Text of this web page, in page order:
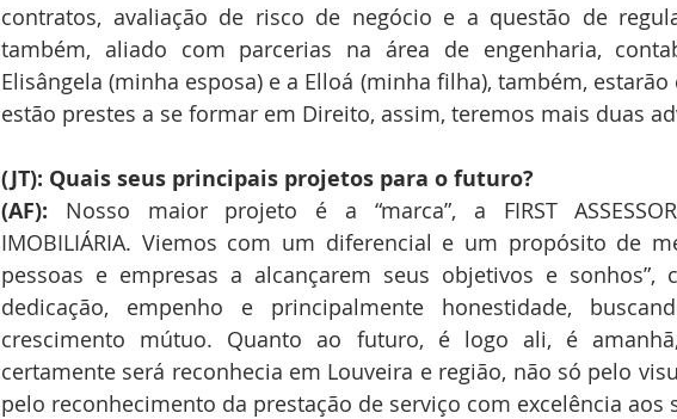
contratos, avaliação de risco de negócio e a questão de
também, aliado com parcerias na área de engenharia,
Elisângela (minha esposa) e a Elloá (minha filha), também,
estão prestes a se formar em Direito, assim, teremos mais duas
(JT): Quais seus principais projetos para o futuro?
(AF): Nosso maior projeto é a “marca”, a FIRST
IMOBILIÁRIA. Viemos com um diferencial e um propósito de
pessoas e empresas a alcançarem seus objetivos e sonhos”,
dedicação, empenho e principalmente honestidade,
crescimento mútuo. Quanto ao futuro, é logo ali, é
certamente será reconhecia em Louveira e região, não só pelo
pelo reconhecimento da prestação de serviço com excelência aos